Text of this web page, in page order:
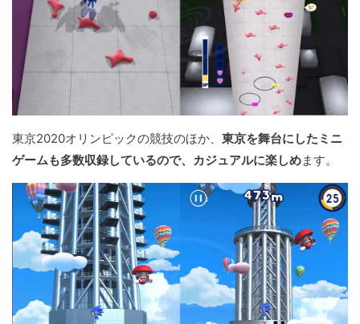
東京2020オリンピックの競技のほか、 東京を舞台にしたミニ
ゲームも多数収録しているので、カジュアルに楽しめます。